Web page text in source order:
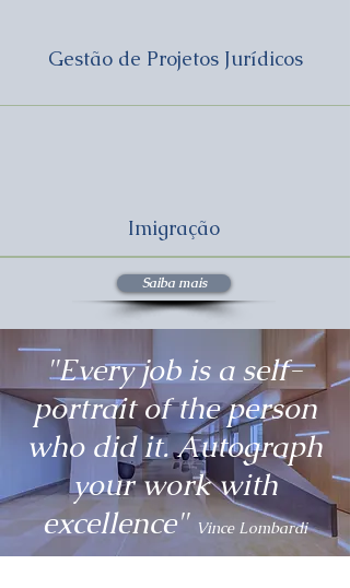
Gestão de Projetos Jurídicos
Imigração
Saiba mais
"Every job is a self-
portrait of the person
who did it. Autograph
your work with
excellence" Vince Lombardi